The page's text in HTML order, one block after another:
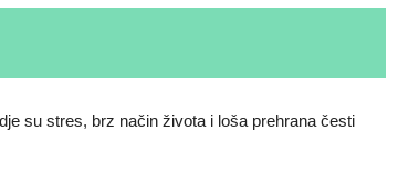
su stres, brz način života i loša prehrana česti